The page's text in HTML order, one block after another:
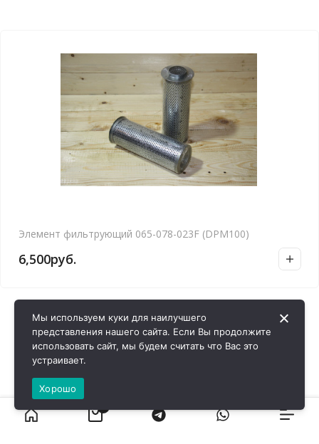
Элемент фильтрующий 065-078-023F (DPM100)
6,500руб.
Мы используем куки для наилучшего
представления нашего сайта. Если Вы продолжите
использовать сайт, мы будем считать что Вас это
устраивает.
Хорошо